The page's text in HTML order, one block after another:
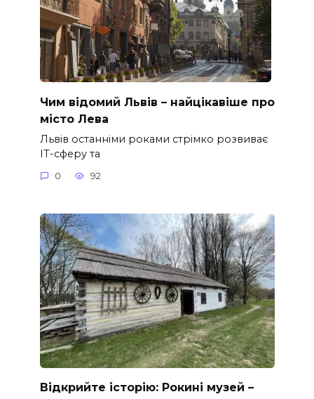
Чим відомий Львів – найцікавіше про
місто Лева
Львів останніми роками стрімко розвиває
ІТ-сферу та
0 92
Відкрийте історію: Рокині музей –